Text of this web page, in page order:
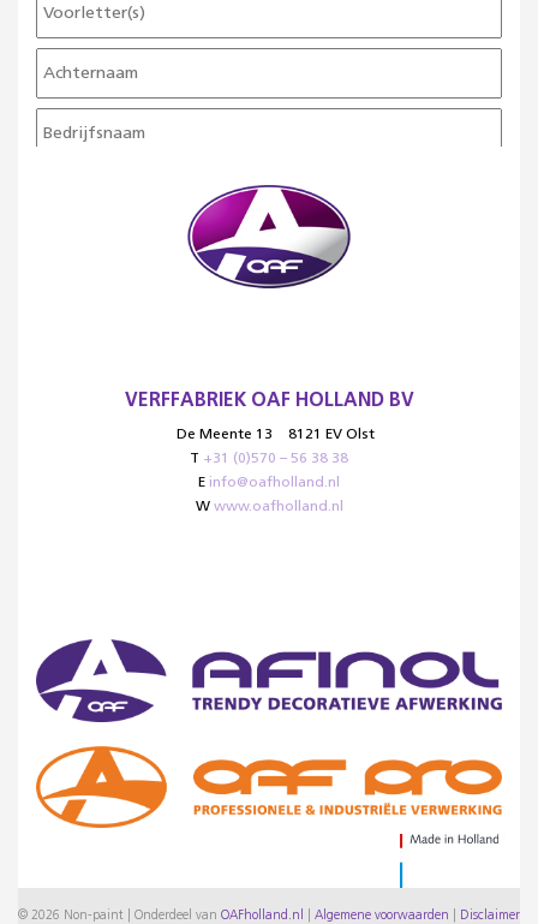
VERFFABRIEK OAF HOLLAND BV
De Meente 13
8121 EV Olst
T +31 (0)570 – 56 38 38
E info@oafholland.nl
W www.oafholland.nl
© 2026 Non-paint | Onderdeel van OAFholland.nl Algemene voorwaarden Disclaimer